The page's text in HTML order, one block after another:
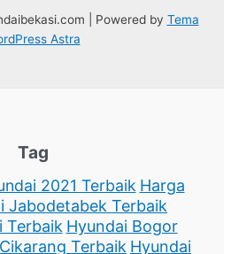
| Powered by Tema
Astra
Tag
2021 Terbaik Harga
Jabodetabek Terbaik
Terbaik Hyundai Bogor
Terbaik Hyundai